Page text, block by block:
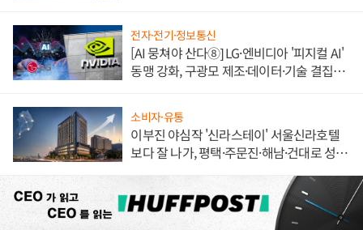
전자·전기·정보통신
[AI 뭉쳐야 산다⑧] LG·엔비디아 '피지컬 AI'
동맹 강화, 구광모 제조·데이터·기술 결집
소비자·유통
이부진 야심작 '신라스테이' 서울신라호텔
보다 잘 나가, 평택·주문진·해남·건대로 성